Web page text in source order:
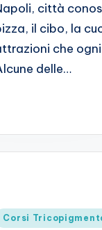
città
il cibo, la
che
delle…
Corsi